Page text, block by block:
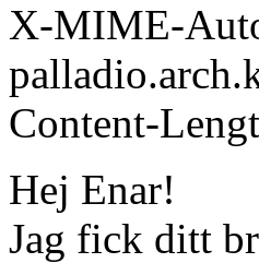
X-MIME-
Content-
Hej Enar!
Jag fick ditt